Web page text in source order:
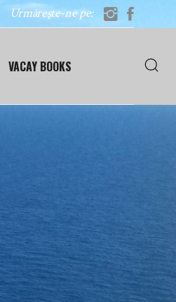
Urmărește-ne pe:
VACAY BOOKS